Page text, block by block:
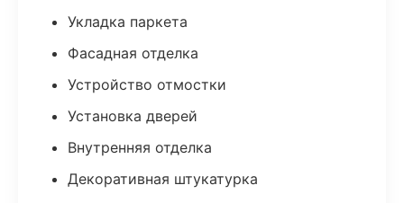
Укладка паркета
Фасадная отделка
Устройство отмостки
Установка дверей
Внутренняя отделка
Декоративная штукатурка